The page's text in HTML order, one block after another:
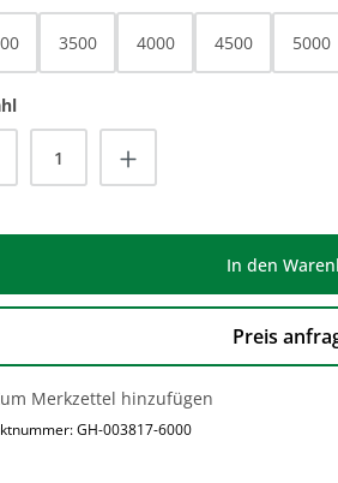
3500 4000 4500 5000
Anzahl: Gib den
In den
Preis
Merkzettel hinzufügen
GH-003817-6000